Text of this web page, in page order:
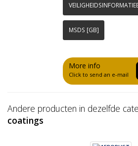
MSDS [GB]
More info
Click to send an e-mail
Andere producten in dezelfde
coatings